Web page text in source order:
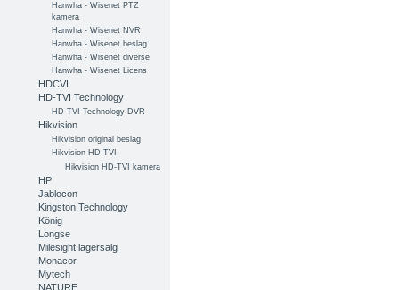
Hanwha - Wisenet PTZ
kamera
Hanwha - Wisenet NVR
Hanwha - Wisenet beslag
Hanwha - Wisenet diverse
Hanwha - Wisenet Licens
HDCVI
HD-TVI Technology
HD-TVI Technology DVR
Hikvision
Hikvision original beslag
Hikvision HD-TVI
Hikvision HD-TVI kamera
HP
Jablocon
Kingston Technology
König
Longse
Milesight lagersalg
Monacor
Mytech
NATURE